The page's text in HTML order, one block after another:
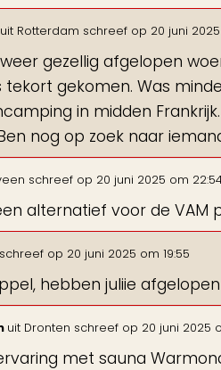
uit Rotterdam schreef op 20 juni 2025
gezellig afgelopen
tekort gekomen. Was
in midden
nog op zoek naar
schreef op 20 juni 2025 om
alternatief voor de VAM
schreef op 20 juni 2025 om 19:55
hebben juliie
uit Dronten schreef op 20 juni 2025
met sauna